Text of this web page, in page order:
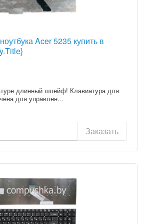
Acer 5235 купить в
длинный шлейф! Клавиатура для
для управлен...
Заказать